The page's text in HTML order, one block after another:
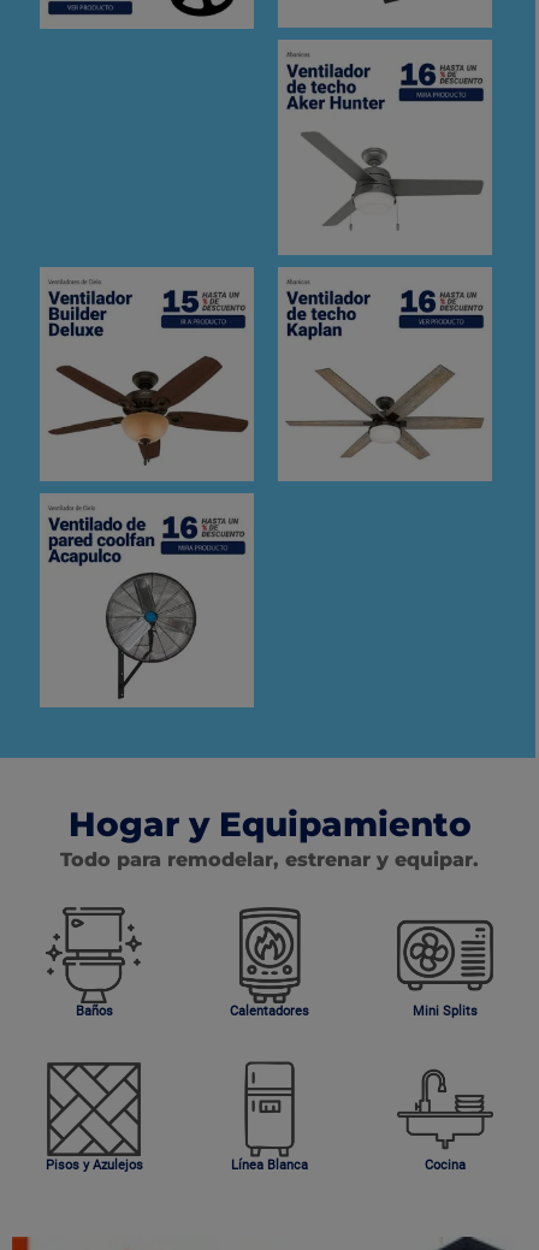
Hogar y Equipamiento
Todo para remodelar, estrenar y equipar.
Baños Calentadores Mini Splits
Pisos y Azulejos Línea Blanca Cocina